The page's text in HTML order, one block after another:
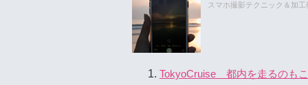
スマホ撮影テクニック＆加
TokyoCruise 都内を走るのも